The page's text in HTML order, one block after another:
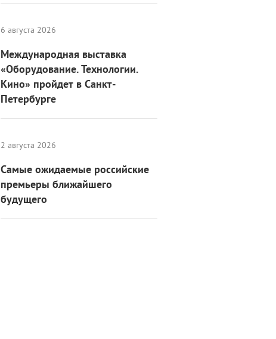
6 августа 2026
Международная выставка
«Оборудование. Технологии.
Кино» пройдет в Санкт-
Петербурге
2 августа 2026
Самые ожидаемые российские
премьеры ближайшего
будущего